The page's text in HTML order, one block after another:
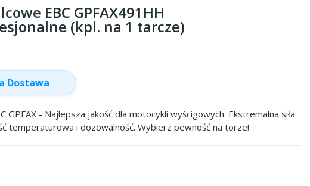
EBC GPFAX491HH
(kpl. na 1 tarcze)
Dostawa
GPFAX - Najlepsza jakość dla motocykli wyścigowych. Ekstremalna siła
temperaturowa i dozowalność. Wybierz pewność na torze!